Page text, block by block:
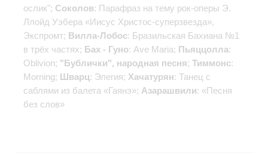
ослик"; Соколов: Парафраз на тему рок-оперы Э.
Ллойд Уэбера «Иисус Христос-суперзвезда»,
Экспромт; Вилла-Лобос: Бразильская Бахиана №1
в трёх частях; Бах - Гуно: Ave Maria; Пьяццолла:
Oblivion; "Бублички", народная песня; Тиммонс:
Morning; Шварц: Элегия; Хачатурян: Танец с
саблями из балета «Гаянэ»; Азарашвили: «Песня
без слов»